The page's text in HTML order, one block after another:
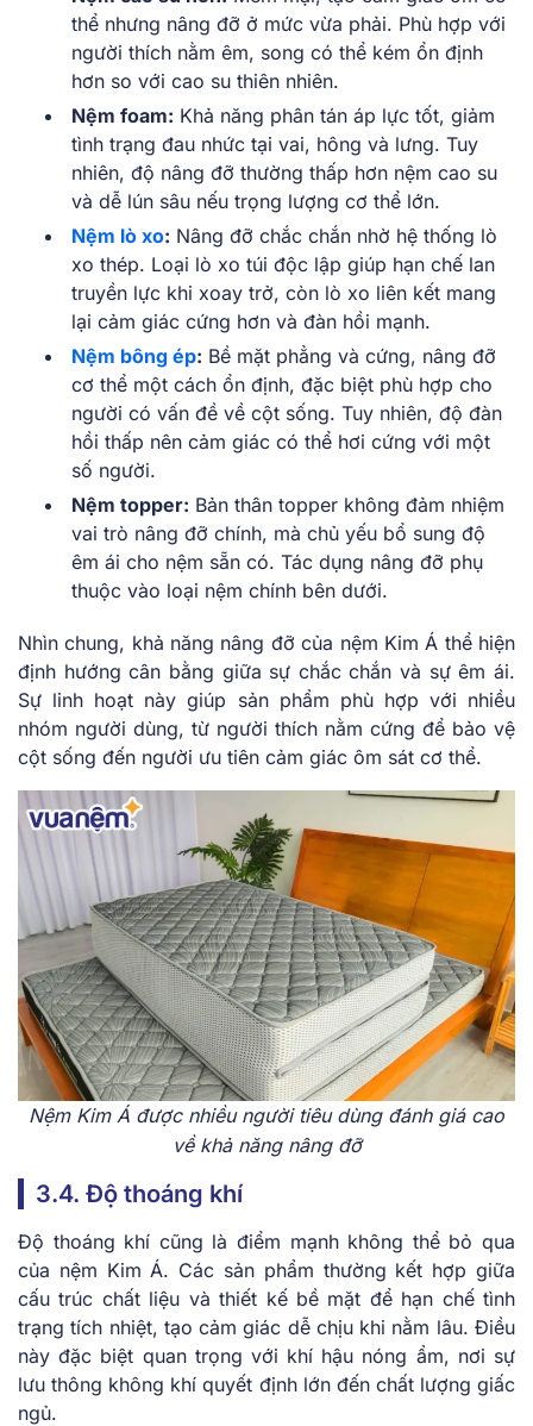
thể nhưng nâng đỡ ở mức vừa phải. Phù hợp với
người thích nằm êm, song có thể kém ổn định
hơn so với cao su thiên nhiên.
Nệm foam: Khả năng phân tán áp lực tốt, giảm
tình trạng đau nhức tại vai, hông và lưng. Tuy
nhiên, độ nâng đỡ thường thấp hơn nệm cao su
và dễ lún sâu nếu trọng lượng cơ thể lớn.
Nệm lò xo: Nâng đỡ chắc chắn nhờ hệ thống lò
xo thép. Loại lò xo túi độc lập giúp hạn chế lan
truyền lực khi xoay trở, còn lò xo liên kết mang
lại cảm giác cứng hơn và đàn hồi mạnh.
Nệm bông ép: Bề mặt phẳng và cứng, nâng đỡ
cơ thể một cách ổn định, đặc biệt phù hợp cho
người có vấn đề về cột sống. Tuy nhiên, độ đàn
hồi thấp nên cảm giác có thể hơi cứng với một
số người.
Nệm topper: Bản thân topper không đảm nhiệm
vai trò nâng đỡ chính, mà chủ yếu bổ sung độ
êm ái cho nệm sẵn có. Tác dụng nâng đỡ phụ
thuộc vào loại nệm chính bên dưới.
Nhìn chung, khả năng nâng đỡ của nệm Kim Á thể hiện
định hướng cân bằng giữa sự chắc chắn và sự êm ái.
Sự linh hoạt này giúp sản phẩm phù hợp với nhiều
nhóm người dùng, từ người thích nằm cứng để bảo vệ
cột sống đến người ưu tiên cảm giác ôm sát cơ thể.
Nệm Kim Á được nhiều người tiêu dùng đánh giá cao
về khả năng nâng đỡ
3.4. Độ thoáng khí
Độ thoáng khí cũng là điểm mạnh không thể bỏ qua
của nệm Kim Á. Các sản phẩm thường kết hợp giữa
cấu trúc chất liệu và thiết kế bề mặt để hạn chế tình
trạng tích nhiệt, tạo cảm giác dễ chịu khi nằm lâu. Điều
này đặc biệt quan trọng với khí hậu nóng ẩm, nơi sự
lưu thông không khí quyết định lớn đến chất lượng giấc
ngủ.